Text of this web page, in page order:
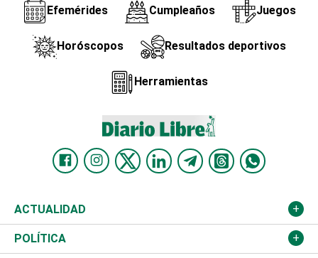
Efemérides Cumpleaños Juegos
Horóscopos Resultados deportivos
Herramientas
ACTUALIDAD
Nacional
POLÍTICA